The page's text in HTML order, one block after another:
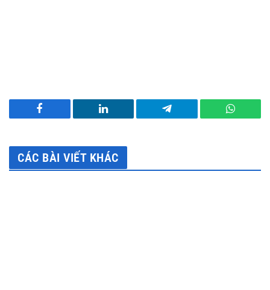
Facebook LinkedIn Telegram
CÁC BÀI VIẾT KHÁC